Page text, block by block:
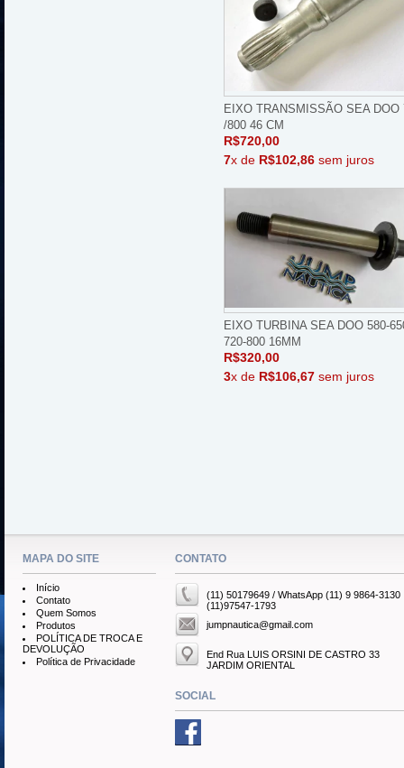
EIXO TRANSMISSÃO SEA DOO
/800 46 CM
R$720,00
7x de R$102,86 sem juros
EIXO TURBINA SEA DOO 580-
720-800 16MM
R$320,00
3x de R$106,67 sem juros
MAPA DO SITE
Início
Contato
Quem Somos
Produtos
POLÍTICA DE TROCA E
DEVOLUÇÃO
Política de Privacidade
CONTATO
(11) 50179649 / WhatsApp (11) 9 9864-3130
(11)97547-1793
jumpnautica@gmail.com
End Rua LUIS ORSINI DE CASTRO 33
JARDIM ORIENTAL
SOCIAL